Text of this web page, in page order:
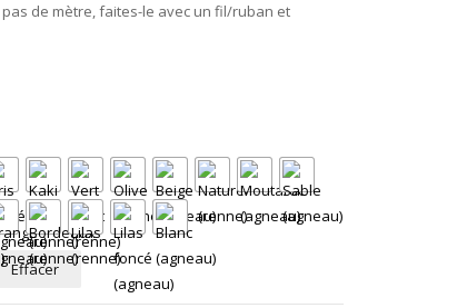
de mètre, faites-le avec un fil/ruban et
Effacer